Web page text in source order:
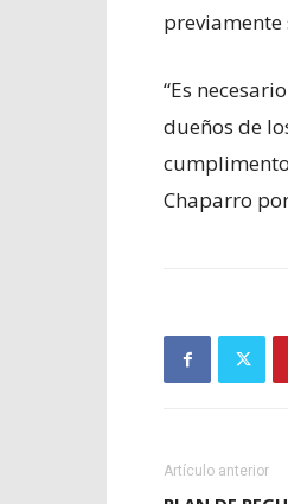
previamente
“Es
dueños de
Chaparro
Artículo anterior